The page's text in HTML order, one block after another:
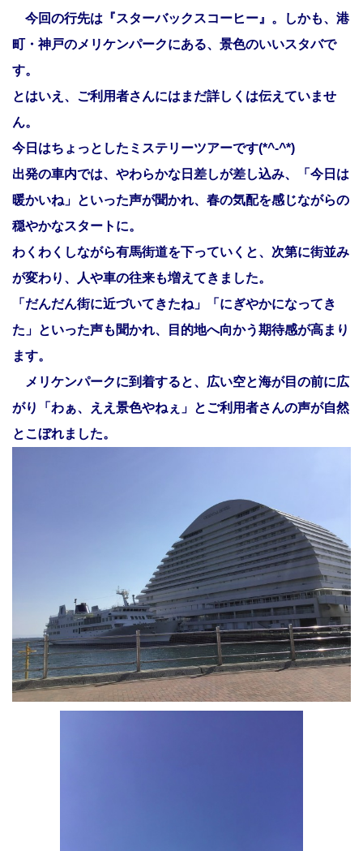
今回の行先は『スターバックスコーヒー』。しかも、港
町・神戸のメリケンパークにある、景色のいいスタバで
す。
とはいえ、ご利用者さんにはまだ詳しくは伝えていませ
ん。
今日はちょっとしたミステリーツアーです(*^-^*)
出発の車内では、やわらかな日差しが差し込み、「今日は
暖かいね」といった声が聞かれ、春の気配を感じながらの
穏やかなスタートに。
わくわくしながら有馬街道を下っていくと、次第に街並み
が変わり、人や車の往来も増えてきました。
「だんだん街に近づいてきたね」「にぎやかになってき
た」といった声も聞かれ、目的地へ向かう期待感が高まり
ます。
メリケンパークに到着すると、広い空と海が目の前に広
がり「わぁ、ええ景色やねぇ」とご利用者さんの声が自然
とこぼれました。